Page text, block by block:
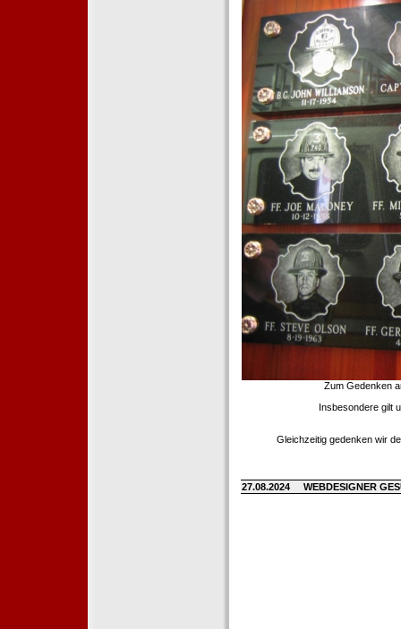
Zum Gedenken
Insbesondere gilt
Gleichzeitig gedenken wir
27.08.2024 WEBDESIGNER